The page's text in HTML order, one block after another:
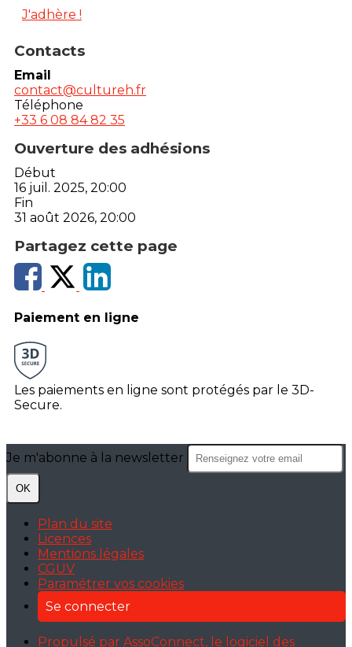
J'adhère !
Contacts
Email
contact@cultureh.fr
Téléphone
+33 6 08 84 82 35
Ouverture des adhésions
Début
16 juil. 2025, 20:00
Fin
31 août 2026, 20:00
Partagez cette page
Paiement en ligne
Les paiements en ligne sont protégés par le 3D-
Secure.
Je m'abonne à la newsletter
OK
Plan du site
Licences
Mentions légales
CGUV
Paramétrer vos cookies
Se connecter
Propulsé par AssoConnect, le logiciel des